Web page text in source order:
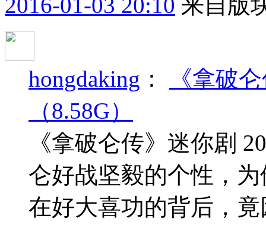
hongdaking ：
《拿破
（8.58G）
《拿破仑传》迷你剧
仑好战坚毅的个性，
在好大喜功的背后，